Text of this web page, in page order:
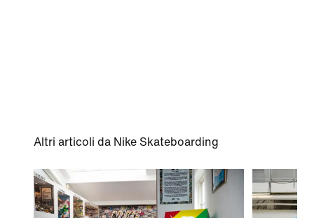
Altri articoli da Nike Skateboarding